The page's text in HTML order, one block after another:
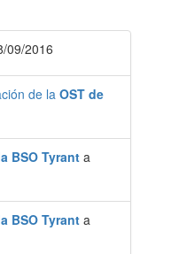
09/2016
de laOST de
BSO Tyranta
BSO Tyranta